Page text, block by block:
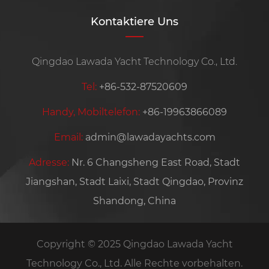
Kontaktiere Uns
Qingdao Lawada Yacht Technology Co., Ltd.
Tel: +86-532-87520609
Handy, Mobiltelefon: +86-19963866089
Email: admin@lawadayachts.com
Adresse: Nr. 6 Changsheng East Road, Stadt
Jiangshan, Stadt Laixi, Stadt Qingdao, Provinz
Shandong, China
Copyright © 2025 Qingdao Lawada Yacht
Technology Co., Ltd. Alle Rechte vorbehalten.